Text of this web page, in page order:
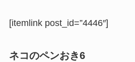
[itemlink post_id=”4446″]
ネコのペンおき6